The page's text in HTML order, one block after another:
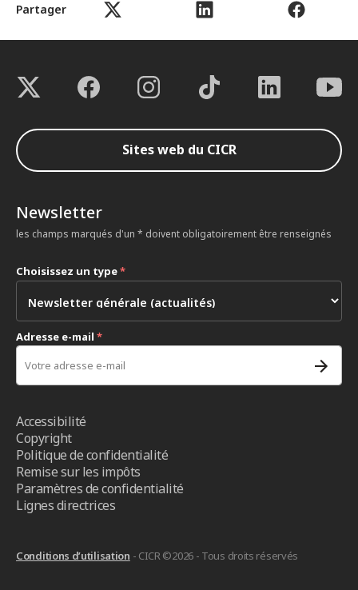
Partager
Sites web du CICR
Newsletter
les champs marqués d'un * doivent obligatoirement être renseignés
Choisissez un type*
Adresse e-mail *
Accessibilité
Copyright
Politique de confidentialité
Remise sur les impôts
Paramètres de confidentialité
Lignes directrices
Conditions d’utilisation - CICR ©2026 - Tous droits réservés